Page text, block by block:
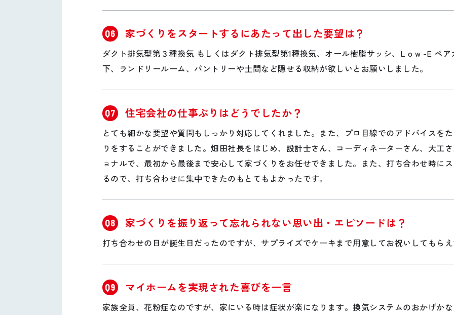
Q6 家づくりをスタートするにあたって出した要望は？
ダクト排気型第３種換気 もしくはダクト排気型第1種換気、オール樹脂サッシ、L o w -E ペア
下、ランドリールーム、パントリーや土間など隠せる収納が欲しいとお願いしました。
Q7 住宅会社の仕事ぶりはどうでしたか？
とても細かな要望や質問もしっかり対応してくれました。また、プロ目線でのアドバイスを
りをすることができました。畑田社長をはじめ、設計士さん、コーディネーターさん、大工
ョナルで、最初から最後まで安心して家づくりをお任せできました。また、打ち合わせ時に
るので、打ち合わせに集中できたのもとてもよかったです。
Q8 家づくりを振り返って忘れられない思い出・エピソードは？
打ち合わせの日が誕生日だったのですが、サプライズでケーキまで用意してお祝いしてもら
Q9 マイホームを実現された喜びを一言
家族全員、花粉症なのですが、家にいる時は症状が楽になります。換気システムのおかげか